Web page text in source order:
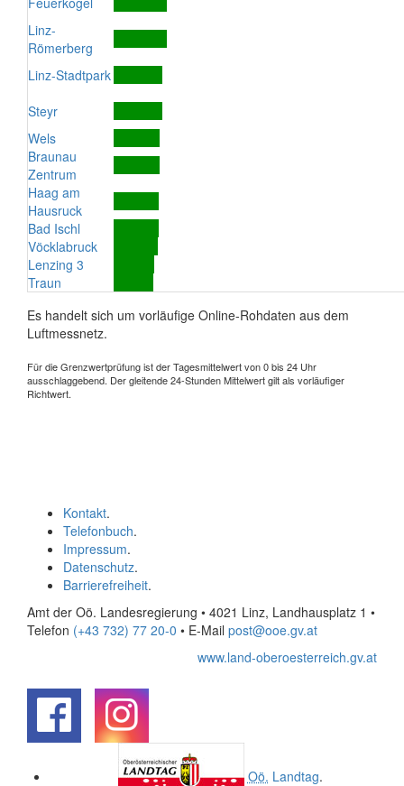
Linz-
Römerberg
Linz-Stadtpark
Steyr
Wels
Braunau
Zentrum
Haag am
Hausruck
Bad Ischl
Vöcklabruck
Lenzing 3
Traun
Es handelt sich um vorläufige Online-Rohdaten aus dem
Luftmessnetz.
Für die Grenzwertprüfung ist der Tagesmittelwert von 0 bis 24 Uhr
ausschlaggebend. Der gleitende 24-Stunden Mittelwert gilt als vorläufiger
Richtwert.
Kontakt.
Telefonbuch.
Impressum.
Datenschutz.
Barrierefreiheit.
Amt der Oö. Landesregierung • 4021 Linz, Landhausplatz 1 •
Telefon (+43 732) 77 20-0 • E-Mail post@ooe.gv.at
www.land-oberoesterreich.gv.at
Oö. Landtag.